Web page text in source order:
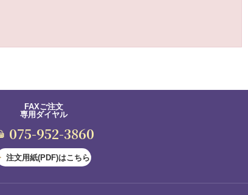
FAXご注文
専用ダイヤル
075-952-3860
注文用紙(PDF)はこちら